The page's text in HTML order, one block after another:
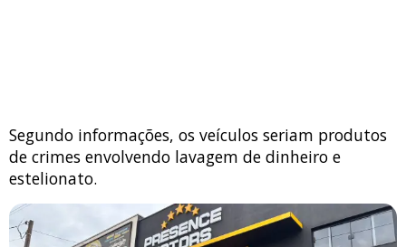
Segundo informações, os veículos seriam produtos
de crimes envolvendo lavagem de dinheiro e
estelionato.